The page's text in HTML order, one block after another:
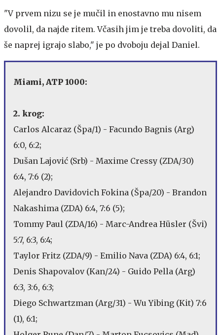
"V prvem nizu se je mučil in enostavno mu nisem
dovolil, da najde ritem. Včasih jim je treba dovoliti, da
še naprej igrajo slabo," je po dvoboju dejal Daniel.
Miami, ATP 1000:
2. krog:
Carlos Alcaraz (Špa/1) - Facundo Bagnis (Arg)
6:0, 6:2;
Dušan Lajović (Srb) - Maxime Cressy (ZDA/30)
6:4, 7:6 (2);
Alejandro Davidovich Fokina (Špa/20) - Brandon
Nakashima (ZDA) 6:4, 7:6 (5);
Tommy Paul (ZDA/16) - Marc-Andrea Hüsler (Švi)
5:7, 6:3, 6:4;
Taylor Fritz (ZDA/9) - Emilio Nava (ZDA) 6:4, 6:1;
Denis Shapovalov (Kan/24) - Guido Pella (Arg)
6:3, 3:6, 6:3;
Diego Schwartzman (Arg/31) - Wu Yibing (Kit) 7:6
(1), 6:1;